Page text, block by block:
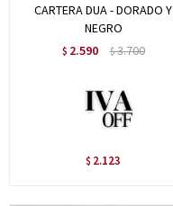
CARTERA DUA - DORADO Y
NEGRO
$ 2.590 $3.700
$ 2.123